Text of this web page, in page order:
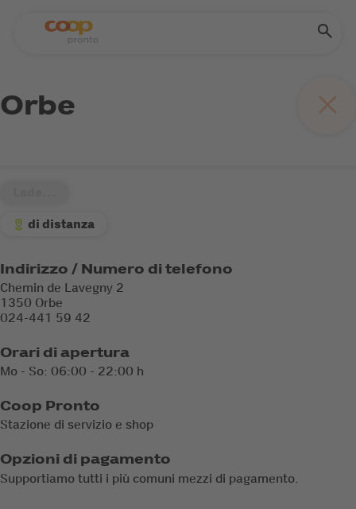
Orbe
di distanza
Indirizzo / Numero di telefono
Chemin de Lavegny 2
1350 Orbe
024-441 59 42
Orari di apertura
Mo - So: 06:00 - 22:00 h
Coop Pronto
Stazione di servizio e shop
Opzioni di pagamento
Supportiamo tutti i più comuni mezzi di pagamento.